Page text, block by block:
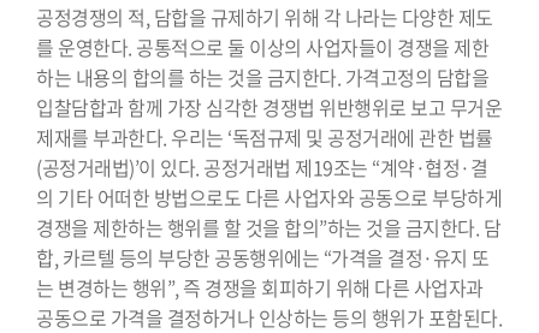
공정경쟁의 적, 담합을 규제하기 위해 각 나라는 다양한 제도
를 운영한다. 공통적으로 둘 이상의 사업자들이 경쟁을 제한
하는 내용의 합의를 하는 것을 금지한다. 가격고정의 담합을
입찰담합과 함께 가장 심각한 경쟁법 위반행위로 보고 무거운
제재를 부과한다. 우리는 ‘독점규제 및 공정거래에 관한 법률
(공정거래법)’이 있다. 공정거래법 제19조는 “계약·협정·결
의 기타 어떠한 방법으로도 다른 사업자와 공동으로 부당하게
경쟁을 제한하는 행위를 할 것을 합의”하는 것을 금지한다. 담
합, 카르텔 등의 부당한 공동행위에는 “가격을 결정·유지 또
는 변경하는 행위”, 즉 경쟁을 회피하기 위해 다른 사업자과
공동으로 가격을 결정하거나 인상하는 등의 행위가 포함된다.